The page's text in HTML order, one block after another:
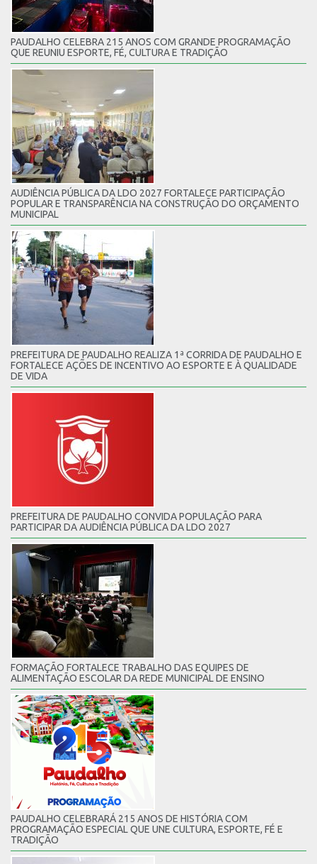
PAUDALHO CELEBRA 215 ANOS COM GRANDE PROGRAMAÇÃO
QUE REUNIU ESPORTE, FÉ, CULTURA E TRADIÇÃO
AUDIÊNCIA PÚBLICA DA LDO 2027 FORTALECE PARTICIPAÇÃO
POPULAR E TRANSPARÊNCIA NA CONSTRUÇÃO DO ORÇAMENTO
MUNICIPAL
PREFEITURA DE PAUDALHO REALIZA 1ª CORRIDA DE PAUDALHO E
FORTALECE AÇÕES DE INCENTIVO AO ESPORTE E À QUALIDADE
DE VIDA
PREFEITURA DE PAUDALHO CONVIDA POPULAÇÃO PARA
PARTICIPAR DA AUDIÊNCIA PÚBLICA DA LDO 2027
FORMAÇÃO FORTALECE TRABALHO DAS EQUIPES DE
ALIMENTAÇÃO ESCOLAR DA REDE MUNICIPAL DE ENSINO
PAUDALHO CELEBRARÁ 215 ANOS DE HISTÓRIA COM
PROGRAMAÇÃO ESPECIAL QUE UNE CULTURA, ESPORTE, FÉ E
TRADIÇÃO